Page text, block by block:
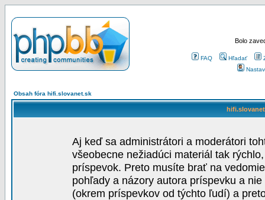
Bolo
FAQ Hľadať
Obsah fóra hifi.slovanet.sk
Aj keď sa administrátori a moderátori
všeobecne nežiadúci materiál tak
príspevok. Preto musíte brať na
pohľady a názory autora príspevku a
(okrem príspevkov od týchto ľudí) a